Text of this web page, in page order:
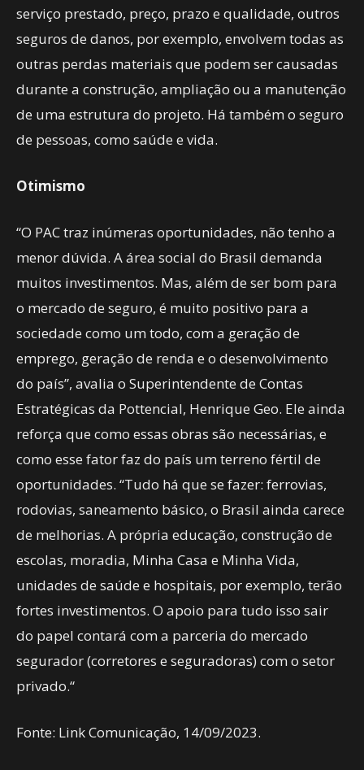
serviço prestado, preço, prazo e qualidade, outros
seguros de danos, por exemplo, envolvem todas as
outras perdas materiais que podem ser causadas
durante a construção, ampliação ou a manutenção
de uma estrutura do projeto. Há também o seguro
de pessoas, como saúde e vida.
Otimismo
“O PAC traz inúmeras oportunidades, não tenho a
menor dúvida. A área social do Brasil demanda
muitos investimentos. Mas, além de ser bom para
o mercado de seguro, é muito positivo para a
sociedade como um todo, com a geração de
emprego, geração de renda e o desenvolvimento
do país”, avalia o Superintendente de Contas
Estratégicas da Pottencial, Henrique Geo. Ele ainda
reforça que como essas obras são necessárias, e
como esse fator faz do país um terreno fértil de
oportunidades. “Tudo há que se fazer: ferrovias,
rodovias, saneamento básico, o Brasil ainda carece
de melhorias. A própria educação, construção de
escolas, moradia, Minha Casa e Minha Vida,
unidades de saúde e hospitais, por exemplo, terão
fortes investimentos. O apoio para tudo isso sair
do papel contará com a parceria do mercado
segurador (corretores e seguradoras) com o setor
privado.“
Fonte: Link Comunicação, 14/09/2023.